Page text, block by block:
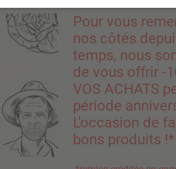
Pour vous
nos côtés
temps, nous
de vous offrir -
VOS ACHATS
période
L'occasion de
bons produits !*